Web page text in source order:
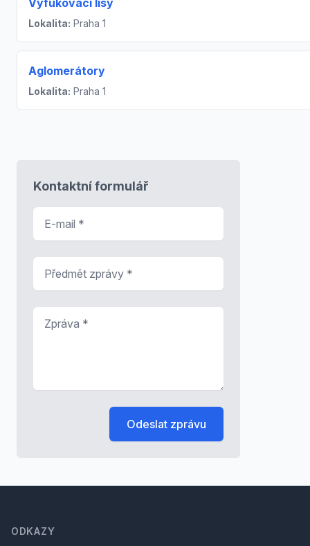
Vyfukovací lisy
Lokalita: Praha 1
Aglomerátory
Lokalita: Praha 1
Kontaktní formulář
Odeslat zprávu
ODKAZY